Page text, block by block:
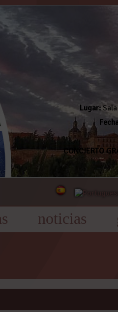
noticias
Lugar:
CONCIERTO